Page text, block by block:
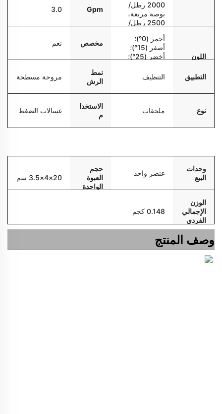
2000 رطل/
بوصة مربعة،
2500 رطل/
3000 رطل/
بوصة مربعة،
4000 رطل/
Gpm
3.0
اللون
أحمر (0°)؛
أصفر (15°)؛
أخضر (25°)؛
أسود (صابون)
مخصص نعم
التطبيق التنظيف
نمط
الرش
مروحة مسطحة
نوع ملحقات
الاستخدا
م
غسالات الضغط
وحدات
البيع
عنصر واحد
حجم
العبوة
الواحدة
20×4×3.5 سم
الوزن
الإجمالي
الفردي
0.148 كجم
وصف المنتج